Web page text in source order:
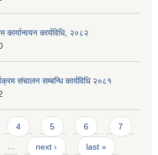
कार्यविधि, २०८२
संचालन सम्बन्धि कार्यविधि २०८१
4 5 6 7
… next › last »